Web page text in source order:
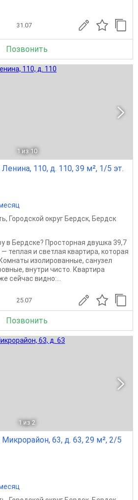
31.07
Позвонить
1 из 10
110, д. 110, 39 м², 1/5 эт.
, Городской округ Бердск, Бердск
в Бердске? Просторная двушка 39,7
теплая и светлая квартира, которая
изолированные, санузел
внутри чисто. Квартира
сейчас видно:...
25.07
Позвонить
1 из 2
63, д. 63, 29 м², 2/5